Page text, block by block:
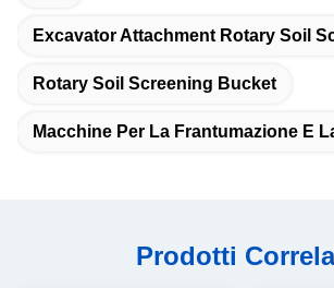
Excavator Attachment Rotary Soil
Rotary Soil Screening Bucket
Macchine Per La Frantumazione E
Prodotti